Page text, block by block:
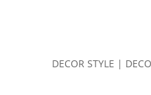
DECOR STYLE |